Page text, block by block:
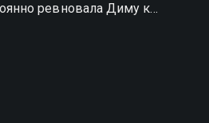
ревновала Диму к
бы муж ни пытался
девушки смотрят на ее
росту жены, ведь не